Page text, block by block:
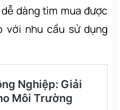
dàng tìm mua được
với nhu cầu sử dụng